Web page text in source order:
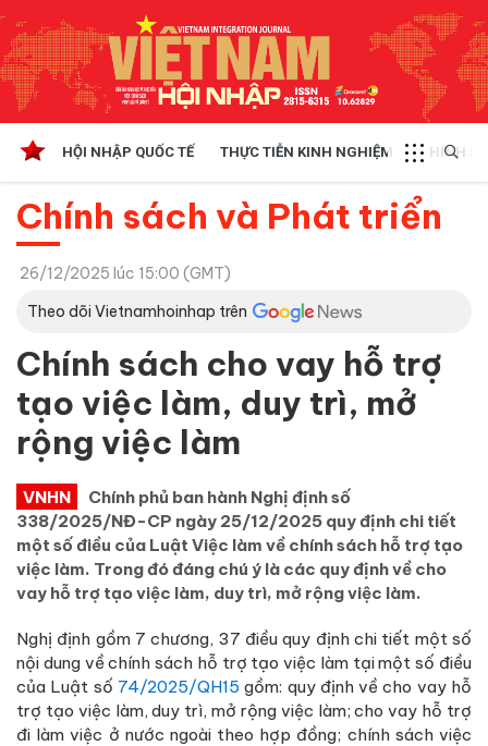
HỘI NHẬP QUỐC TẾ THỰC TIỄN KINH NGHIỆM CHÍNH
Chính sách và Phát triển
26/12/2025 lúc 15:00 (GMT)
Theo dõi Vietnamhoinhap trên
Chính sách cho vay hỗ trợ
tạo việc làm, duy trì, mở
rộng việc làm
VNHN
Chính phủ ban hành Nghị định số
338/2025/NĐ-CP ngày 25/12/2025 quy định chi tiết
một số điều của Luật Việc làm về chính sách hỗ trợ tạo
việc làm. Trong đó đáng chú ý là các quy định về cho
vay hỗ trợ tạo việc làm, duy trì, mở rộng việc làm.
Nghị định gồm 7 chương, 37 điều quy định chi tiết một số
nội dung về chính sách hỗ trợ tạo việc làm tại một số điều
của Luật số 74/2025/QH15 gồm: quy định về cho vay hỗ
trợ tạo việc làm, duy trì, mở rộng việc làm; cho vay hỗ trợ
đi làm việc ở nước ngoài theo hợp đồng; chính sách việc